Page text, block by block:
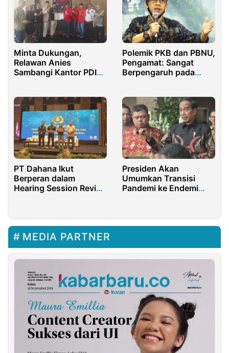
Minta Dukungan,
Relawan Anies
Sambangi Kantor PDIP
Polemik PKB dan PBNU,
Pengamat: Sangat
Berpengaruh pada
PT Dahana Ikut
Berperan dalam
Hearing Session Revisi
Presiden Akan
Umumkan Transisi
Pandemi ke Endemi
MEDIA PARTNER